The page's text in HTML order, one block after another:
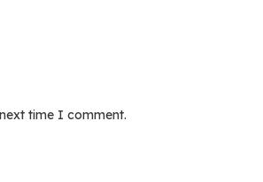
time I comment.